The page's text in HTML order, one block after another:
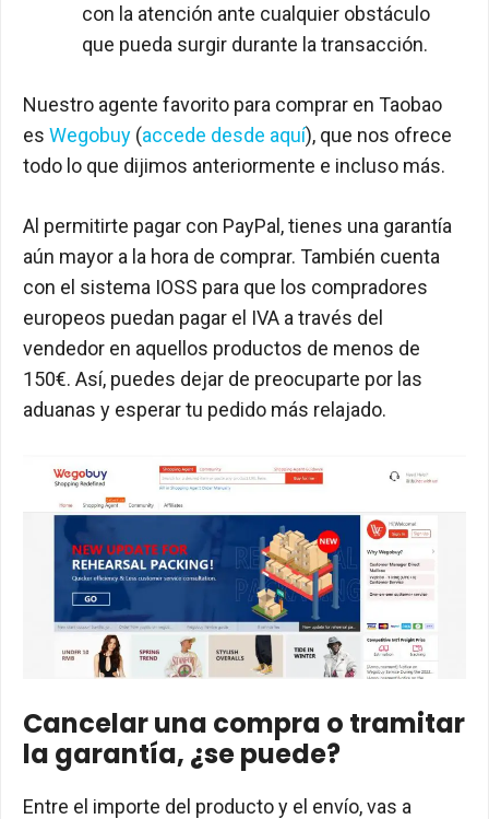
con la atención ante cualquier obstáculo
que pueda surgir durante la transacción.
Nuestro agente favorito para comprar en Taobao
es Wegobuy (accede desde aquí), que nos ofrece
todo lo que dijimos anteriormente e incluso más.
Al permitirte pagar con PayPal, tienes una garantía
aún mayor a la hora de comprar. También cuenta
con el sistema IOSS para que los compradores
europeos puedan pagar el IVA a través del
vendedor en aquellos productos de menos de
150€. Así, puedes dejar de preocuparte por las
aduanas y esperar tu pedido más relajado.
Cancelar una compra o tramitar
la garantía, ¿se puede?
Entre el importe del producto y el envío, vas a